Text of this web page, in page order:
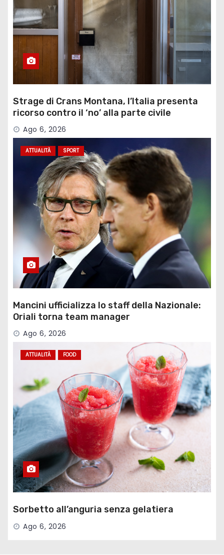
Strage di Crans Montana, l’Italia presenta
ricorso contro il ‘no’ alla parte civile
Ago 6, 2026
ATTUALITÀ SPORT
Mancini ufficializza lo staff della Nazionale:
Oriali torna team manager
Ago 6, 2026
ATTUALITÀ FOOD
Sorbetto all’anguria senza gelatiera
Ago 6, 2026